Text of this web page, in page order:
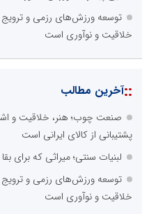
ابتکار در حمایت از باشگاه‌ها
طلایی پیشرفت ورزش کشور
::آخرین های ورزش
خلاقیت و نوآوری است
ابتکار در حمایت از باشگاه‌ها
طلایی پیشرفت ورزش کشور
آکادمی هنرهای رزمی سیاه؛
قهرمان‌پروری